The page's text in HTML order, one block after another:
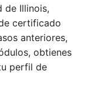
de Illinois,
certificado
anteriores,
obtienes
perfil de